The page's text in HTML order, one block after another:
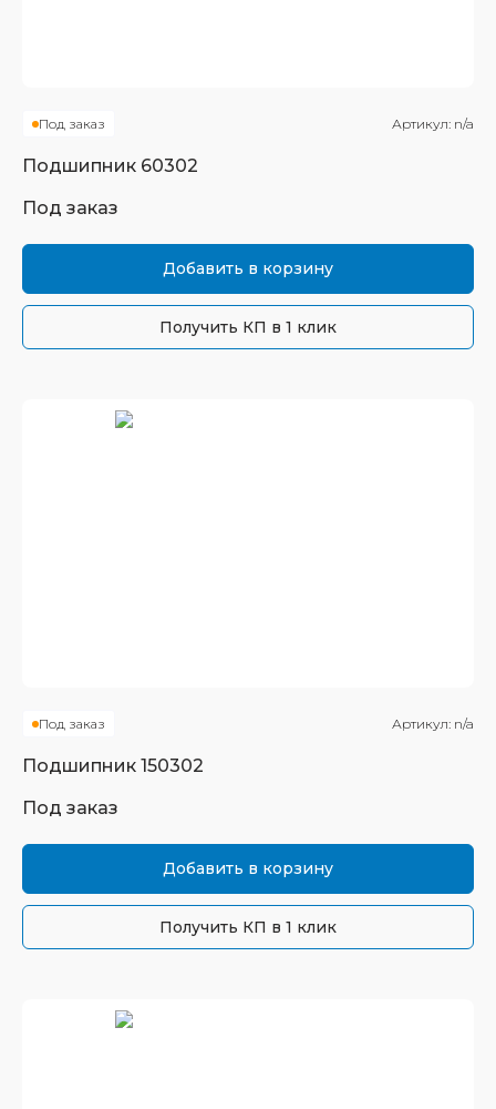
Под заказ Артикул: n/a
Подшипник 60302
Под заказ
Добавить в корзину
Получить КП в 1 клик
Под заказ Артикул: n/a
Подшипник 150302
Под заказ
Добавить в корзину
Получить КП в 1 клик